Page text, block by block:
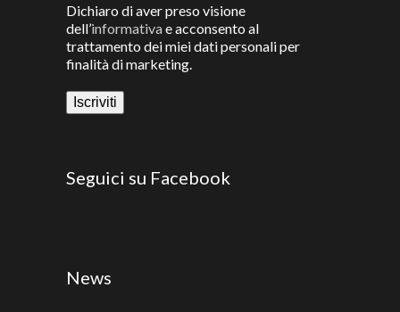
Dichiaro di aver preso visione
dell’informativae acconsento al
trattamento dei miei dati personali per
finalità di marketing.
Seguici su Facebook
News